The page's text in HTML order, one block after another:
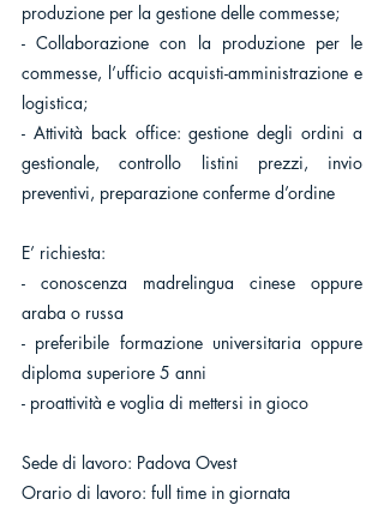
produzione per la gestione delle commesse;
- Collaborazione con la produzione per le
commesse, l’ufficio acquisti-amministrazione e
logistica;
- Attività back office: gestione degli ordini a
gestionale, controllo listini prezzi, invio
preventivi, preparazione conferme d’ordine
E’ richiesta:
- conoscenza madrelingua cinese oppure
araba o russa
- preferibile formazione universitaria oppure
diploma superiore 5 anni
- proattività e voglia di mettersi in gioco
Sede di lavoro: Padova Ovest
Orario di lavoro: full time in giornata